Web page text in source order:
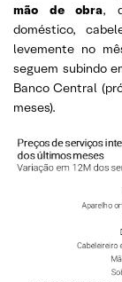
mão de obra,
doméstico,
levemente no
seguem subindo
Banco Central
meses).